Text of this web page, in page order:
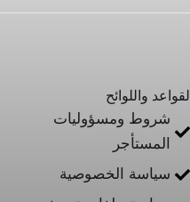
القواعد واللوائح
شروط ومسؤوليات
المستأجر
سياسة الخصوصية